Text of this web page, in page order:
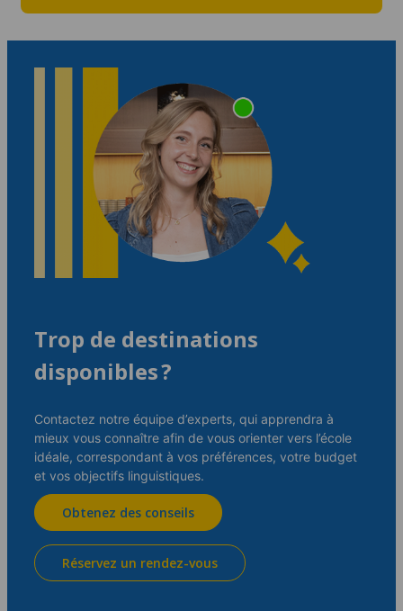
Trop de destinations
disponibles ?
Contactez notre équipe d’experts, qui apprendra à
mieux vous connaître afin de vous orienter vers l’école
idéale, correspondant à vos préférences, votre budget
et vos objectifs linguistiques.
Obtenez des conseils
Réservez un rendez-vous